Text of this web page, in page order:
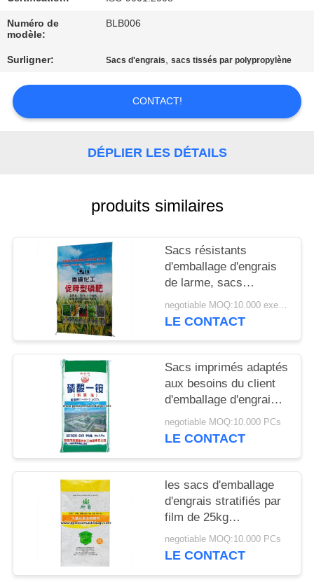
QUALITÉ
CONTACT
DEMANDE
SOUMISSION
PRIVACY
POLICY
Numéro de
modèle:
BLB006
Surligner: Sacs d'engrais,sacs tissés par polypropylène
CONTACT!
DÉPLIER LES DÉTAILS
produits similaires
Sacs résistants
d'emballage d'engrais
de larme, sacs
chimiques à emballage
tissés par pp
negotiable MOQ:10.000 exemplaires
LE CONTACT
Sacs imprimés adaptés
aux besoins du client
d'emballage d'engrais
tissés par pp pour
emballer
negotiable MOQ:10.000 PCs
LE CONTACT
les sacs d'emballage
d'engrais stratifiés par
film de 25kg
BOPP/Bopp de
empaquetage agricole
negotiable MOQ:10.000 PCs
LE CONTACT